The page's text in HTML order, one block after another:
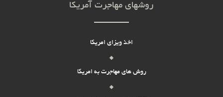
روشهای مهاجرت آمریکا
اخذ ویزای امریکا
روش های مهاجرت به امریکا